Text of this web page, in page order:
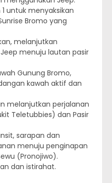
untuk menyaksikan
Bromo yang
melanjutkan
menuju lautan pasir
Gunung Bromo,
kawah aktif dan
melanjutkan perjalanan
Teletubbies) dan Pasir
sarapan dan
menuju penginapan
(Pronojiwo).
dan istirahat.